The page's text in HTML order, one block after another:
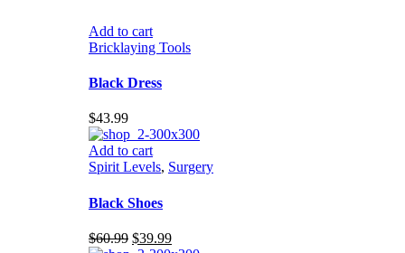
Black Dress
Add to cart
Spirit Levels
Black Shoes
price
was:
$60.99.
Add to cart
Axes & Picks,